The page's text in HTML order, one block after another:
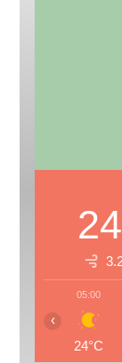
05:00
24°C
‹